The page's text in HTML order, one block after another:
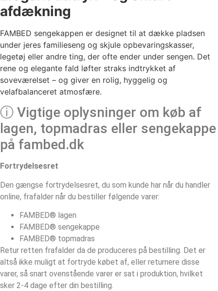
afdækning
FAMBED sengekappen er designet til at dække pladsen
under jeres familieseng og skjule opbevaringskasser,
legetøj eller andre ting, der ofte ender under sengen. Det
rene og elegante fald løfter straks indtrykket af
soveværelset – og giver en rolig, hyggelig og
velafbalanceret atmosfære.
ⓘ Vigtige oplysninger om køb af
lagen, topmadras eller sengekappe
på fambed.dk
Fortrydelsesret
Den gængse fortrydelsesret, du som kunde har når du handler
online, frafalder når du bestiller følgende varer:
FAMBED® lagen
FAMBED® sengekappe
FAMBED® topmadras
Retur retten frafalder da de produceres på bestilling. Det er
altså ikke muligt at fortryde købet af, eller returnere disse
varer, så snart ovenstående varer er sat i produktion, hvilket
sker 2-4 dage efter din bestilling.